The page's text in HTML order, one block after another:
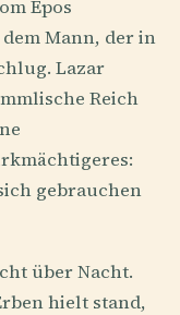
Epos
Mann, der in
Lazar
Reich
gebrauchen
über Nacht.
hielt stand,